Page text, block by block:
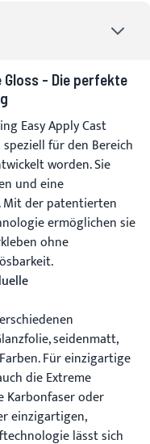
Gloss - Die perfekte
Easy Apply Cast
für den Bereich
worden. Sie
und eine
Mit der patentierten
ermöglichen sie
ohne
seidenmatt,
Für einzigartige
die Extreme
Karbonfaser oder
einzigartigen,
lässt sich